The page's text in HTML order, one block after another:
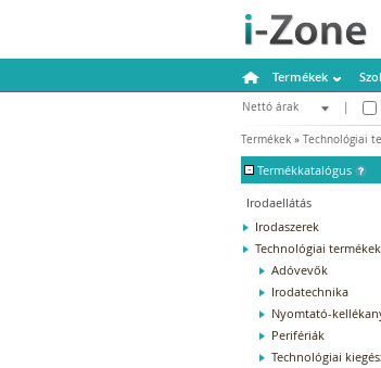
Termékek
Nettó árak
Termékek » Technológiai
- Termékkatalógus
Irodaellátás
Irodaszerek
Technológiai termékek
Adóvevők
Irodatechnika
Nyomtató-
Perifériák
Technológiai